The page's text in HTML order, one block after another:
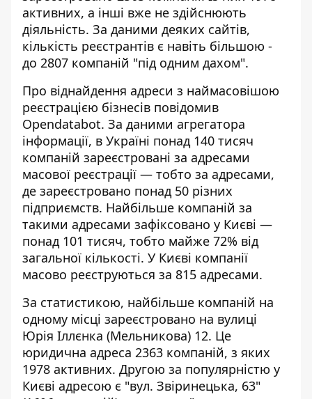
активних, а інші вже не здійснюють
діяльність. За даними деяких сайтів,
кількість реєстрантів є навіть більшою -
до 2807 компаній "під одним дахом".
Про віднайдення адреси з наймасовішою
реєстрацією бізнесів повідомив
Opendatabot. За даними агрегатора
інформації, в Україні понад 140 тисяч
компаній зареєстровані за адресами
масової реєстрації — тобто за адресами,
де зареєстровано понад 50 різних
підприємств. Найбільше компаній за
такими адресами зафіксовано у Києві —
понад 101 тисяч, тобто майже 72% від
загальної кількості. У Києві компанії
масово реєструються за 815 адресами.
За статистикою, найбільше компаній на
одному місці зареєстровано на вулиці
Юрія Іллєнка (Мельникова) 12. Це
юридична адреса 2363 компаній, з яких
1978 активних. Другою за популярністю у
Києві адресою є "вул. Звіринецька, 63"